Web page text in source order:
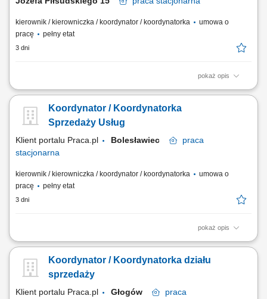
kierownik / kierowniczka / koordynator / koordynatorka
umowa o
pracę
pełny etat
3 dni
pokaż opis
Jakie zadania na Ciebie czekają? koordynowanie pracy zespołu
sprzedażowych/ekonomicznych w podległym dziale/sektorze; aktywna
sprzedaż produktów i usług, dostosowana do indywidualnych potrzeb
Koordynator / Koordynatorka
Sprzedaży Usług
Klient portalu Praca.pl Bolesławiec
praca
stacjonarna
kierownik / kierowniczka / koordynator / koordynatorka
umowa o
pracę
pełny etat
3 dni
pokaż opis
Aktywne rozwijanie sprzedaży usług oraz współpracy z klientami i
procesu ich realizacji. Wspieranie rozwoju oferty usługowej oraz
wdrażanie nowych rozwiązań. Analizowanie wskaźników sprzedaży i
Koordynator / Koordynatorka działu
sprzedaży
Klient portalu Praca.pl Głogów
praca